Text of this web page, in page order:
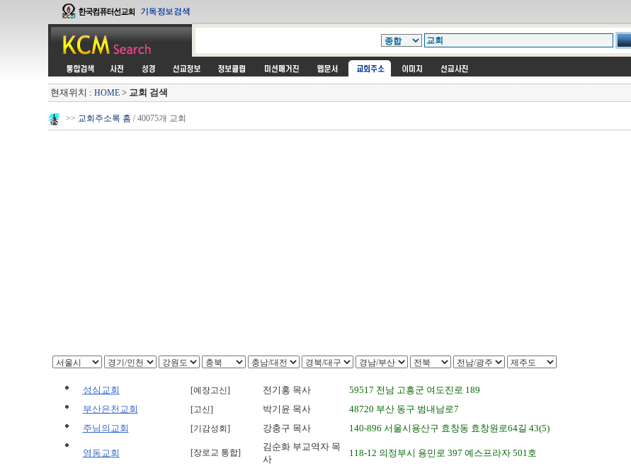
현재위치 : HOME> 교회 검색
>> 교회주소록 홈 / 40075개 교회
성심교회 [예장고신] 전기홍 목사 59517 전남 고흥군 여도진로 189
부산은천교회
[고신] 박기윤 목사 48720 부산 동구 범내남로7
주님의교회
[기감성회] 강충구 목사 140-896 서울시용산구 효창동 효창원로64길 43(5)
영동교회 [장로교 통합]
김순화 부교역자 목
사
118-12 의정부시 용민로 397 예스프라자 501호